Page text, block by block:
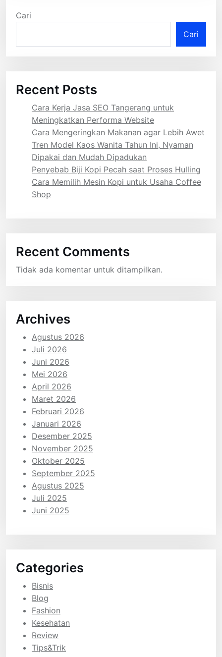
Cari
Cari
Recent Posts
Cara Kerja Jasa SEO Tangerang untuk
Meningkatkan Performa Website
Cara Mengeringkan Makanan agar Lebih Awet
Tren Model Kaos Wanita Tahun Ini, Nyaman
Dipakai dan Mudah Dipadukan
Penyebab Biji Kopi Pecah saat Proses Hulling
Cara Memilih Mesin Kopi untuk Usaha Coffee
Shop
Recent Comments
Tidak ada komentar untuk ditampilkan.
Archives
Agustus 2026
Juli 2026
Juni 2026
Mei 2026
April 2026
Maret 2026
Februari 2026
Januari 2026
Desember 2025
November 2025
Oktober 2025
September 2025
Agustus 2025
Juli 2025
Juni 2025
Categories
Bisnis
Blog
Fashion
Kesehatan
Review
Tips&Trik